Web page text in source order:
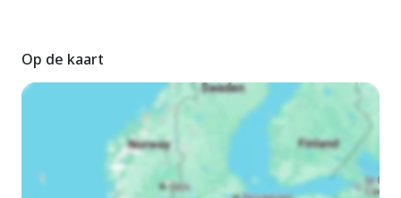
Voor medegebruik: tuin, openluchtzwembad (10 x 5 m,
seizoensgebonden beschikbaarheid: 15.Mei. - 15.Sep.
openingstijden zwembad: 09:00-20:00). Barbecue. In het huis:
bergruimte voor fietsen. Parkeerplaats. Supermarkt 1.5 km,
bushalte 600 m. De afgebeelde foto is slechts een voorbeeld.
Vergelijkbare accommodaties kunnen worden geboekt.
Op de kaart